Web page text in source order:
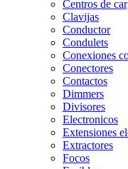
Centros de
Clavijas
Conductor
Condulets
Conexiones
Conectores
Contactos
Dimmers
Divisores
Electronicos
Extensiones
Extractores
Focos